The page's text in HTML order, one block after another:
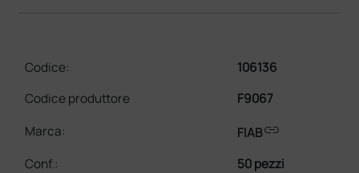
Codice:
106136
Codice produttore
F9067
Marca:
FIABlink
Conf.:
50 pezzi